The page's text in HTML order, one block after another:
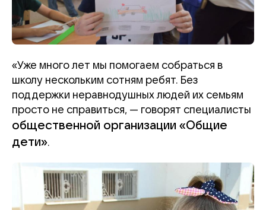
«Уже много лет мы помогаем собраться в
школу нескольким сотням ребят. Без
поддержки неравнодушных людей их семьям
просто не справиться, — говорят специалисты
общественной организации «Общие
дети».